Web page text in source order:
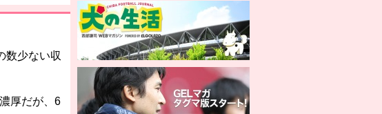
の猛暑対策～」に登壇
数少ない収
厚だが、6